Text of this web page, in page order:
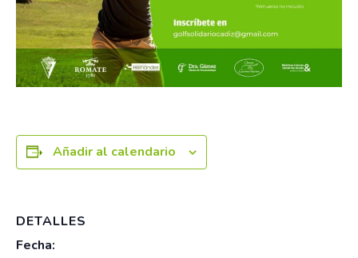
Añadir al calendario
DETALLES
Fecha: